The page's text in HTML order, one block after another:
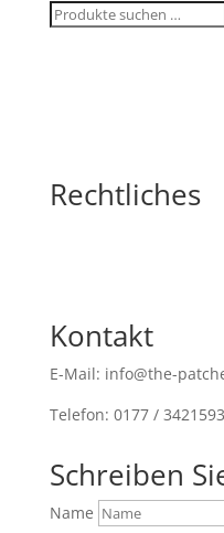
Suchen
Rechtliches
Kontakt
E-Mail: info@the-
Telefon: 0177 / 3421593
Schreiben
Name